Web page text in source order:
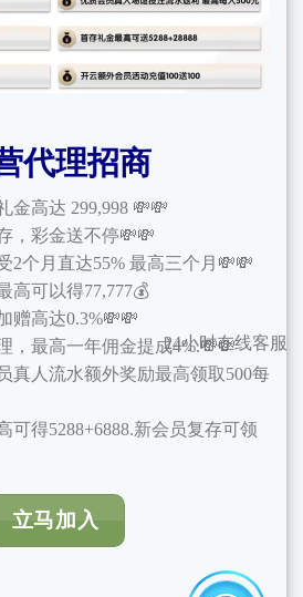
24小时在线客服
代理招商
金高达 299,998 💸💸
，彩金送不停💸💸
2个月直达55% 最高三个月💸💸
高可以得77,777💰
赠高达0.3%💸💸
，最高一年佣金提成4%.💸💸
真人流水额外奖励最高领取500每
可得5288+6888.新会员复存可领
立马加入